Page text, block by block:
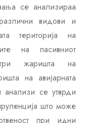
се анализираа
видови и
територија на
на пасивниот
жаришта на
на авијарната
анализи се утврди
што може
при идни